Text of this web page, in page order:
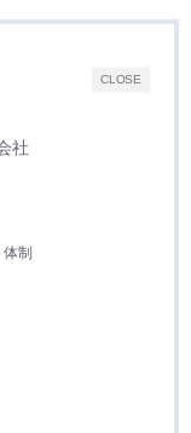
CLOSE
社
制